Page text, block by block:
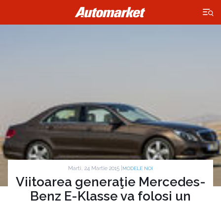
×
Marti, 24 Martie 2015 | MODELE NOI
Viitoarea generaţie Mercedes-
Benz E-Klasse va folosi un